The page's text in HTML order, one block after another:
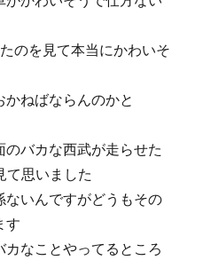
のを見て本当にかわいそ
ねばならんのかと
バカな西武が走らせた
て思いました
ないんですがどうもその
す
なことやってるところ